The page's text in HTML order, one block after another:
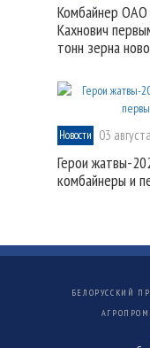
Комбайнер ОАО
Кахнович
тонн зерна
Новости 03
Герои жатвы-
комбайнеры и
БЕЛОРУССКИЙ